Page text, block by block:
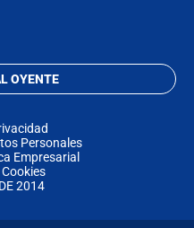
OYENTE
Personales
Empresarial
2014